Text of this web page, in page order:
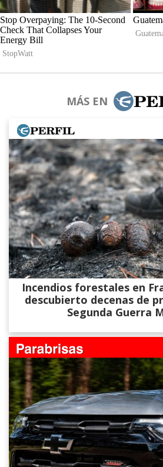
MÁS EN
Incendios forestales en
descubierto decenas de
Segunda Guerra